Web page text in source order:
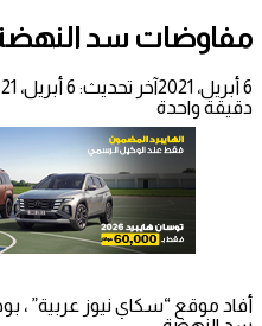
مفاوضات سد النهضة
6 أبريل، 2021
آخر تحديث: 6 أبريل، 2021
دقيقة واحدة
أفاد موقع “سكاي نيوز عربية” ،